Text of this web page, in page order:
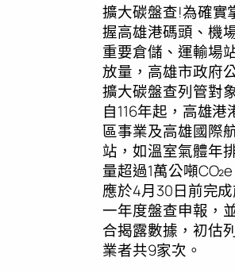
擴大碳盤查!為確實
握高雄港碼頭、機
重要倉儲、運輸場
放量，高雄市政府
擴大碳盤查列管對
自116年起，高雄港
區事業及高雄國際
站，如溫室氣體年
量超過1萬公噸CO₂e
應於4月30日前完
一年度盤查申報，
合揭露數據，初估
業者共9家次。